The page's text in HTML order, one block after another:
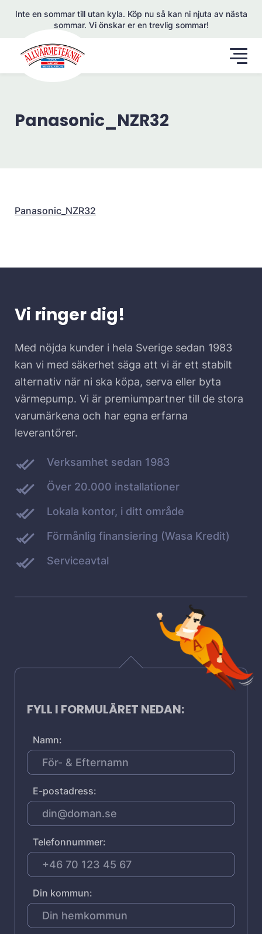
Inte en sommar till utan kyla. Köp nu så kan ni njuta av nästa
sommar. Vi önskar er en trevlig sommar!
Panasonic_NZR32
Panasonic_NZR32
Vi ringer dig!
Med nöjda kunder i hela Sverige sedan 1983
kan vi med säkerhet säga att vi är ett stabilt
alternativ när ni ska köpa, serva eller byta
värmepump. Vi är premiumpartner till de stora
varumärkena och har egna erfarna
leverantörer.
Verksamhet sedan 1983
Över 20.000 installationer
Lokala kontor, i ditt område
Förmånlig finansiering (Wasa Kredit)
Serviceavtal
FYLL I FORMULÄRET NEDAN:
Namn:
E-postadress:
Telefonnummer:
Din kommun: